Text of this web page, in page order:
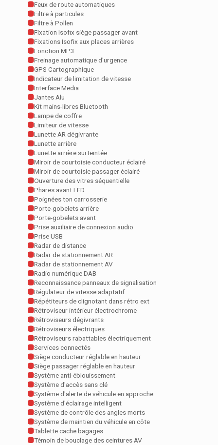
Feux de route automatiques
Filtre à particules
Filtre à Pollen
Fixation Isofix siège passager avant
Fixations Isofix aux places arrières
Fonction MP3
Freinage automatique d'urgence
GPS Cartographique
Indicateur de limitation de vitesse
Interface Media
Jantes Alu
Kit mains-libres Bluetooth
Lampe de coffre
Limiteur de vitesse
Lunette AR dégivrante
Lunette arrière
Lunette arrière surteintée
Miroir de courtoisie conducteur éclairé
Miroir de courtoisie passager éclairé
Ouverture des vitres séquentielle
Phares avant LED
Poignées ton carrosserie
Porte-gobelets arrière
Porte-gobelets avant
Prise auxiliaire de connexion audio
Prise USB
Radar de distance
Radar de stationnement AR
Radar de stationnement AV
Radio numérique DAB
Reconnaissance panneaux de signalisation
Régulateur de vitesse adaptatif
Répétiteurs de clignotant dans rétro ext
Rétroviseur intérieur électrochrome
Rétroviseurs dégivrants
Rétroviseurs électriques
Rétroviseurs rabattables électriquement
Services connectés
Siège conducteur réglable en hauteur
Siège passager réglable en hauteur
Système anti-éblouissement
Système d'accès sans clé
Système d'alerte de véhicule en approche
Système d'éclairage intelligent
Système de contrôle des angles morts
Système de maintien du véhicule en côte
Tablette cache bagages
Témoin de bouclage des ceintures AV